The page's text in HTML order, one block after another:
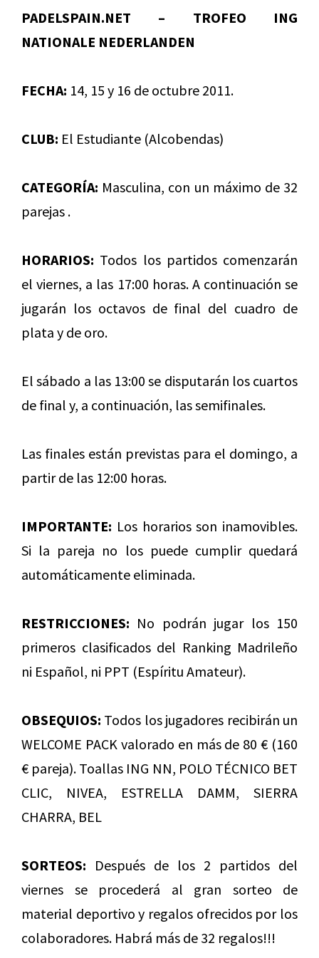
PADELSPAIN.NET – TROFEO ING
NATIONALE NEDERLANDEN
FECHA: 14, 15 y 16 de octubre 2011.
CLUB: El Estudiante (Alcobendas)
CATEGORÍA: Masculina, con un máximo de 32
parejas .
HORARIOS: Todos los partidos comenzarán
el viernes, a las 17:00 horas. A continuación se
jugarán los octavos de final del cuadro de
plata y de oro.
El sábado a las 13:00 se disputarán los cuartos
de final y, a continuación, las semifinales.
Las finales están previstas para el domingo, a
partir de las 12:00 horas.
IMPORTANTE: Los horarios son inamovibles.
Si la pareja no los puede cumplir quedará
automáticamente eliminada.
RESTRICCIONES: No podrán jugar los 150
primeros clasificados del Ranking Madrileño
ni Español, ni PPT (Espíritu Amateur).
OBSEQUIOS: Todos los jugadores recibirán un
WELCOME PACK valorado en más de 80 € (160
€ pareja). Toallas ING NN, POLO TÉCNICO BET
CLIC, NIVEA, ESTRELLA DAMM, SIERRA
CHARRA, BEL
SORTEOS: Después de los 2 partidos del
viernes se procederá al gran sorteo de
material deportivo y regalos ofrecidos por los
colaboradores. Habrá más de 32 regalos!!!